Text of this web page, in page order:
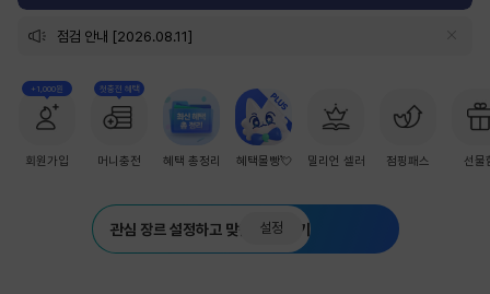
점검 안내 [2026.08.11]
+1,000원
회원가입
첫충전 혜택
머니충전 혜택 총정리 혜택몰빵💘 밀리언 셀러 점핑패스 선물
관심 장르 설정하고 맞춤 추천 받기
설정